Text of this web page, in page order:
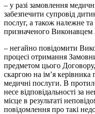
– у разі замовлення
забезпечити супровід
послуг, а також належне
призначеного Виконавцем
– негайно повідомити
процесі отримання
предметом цього
скаргою на ім’я керівника
медичні послуги. В
несе відповідальності за
місце в результаті
повідомлення про такі